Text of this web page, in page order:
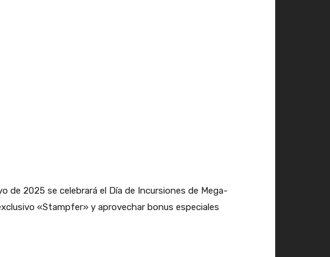
de 2025 se celebrará el Día de Incursiones de Mega-
«Stampfer» y aprovechar bonus especiales